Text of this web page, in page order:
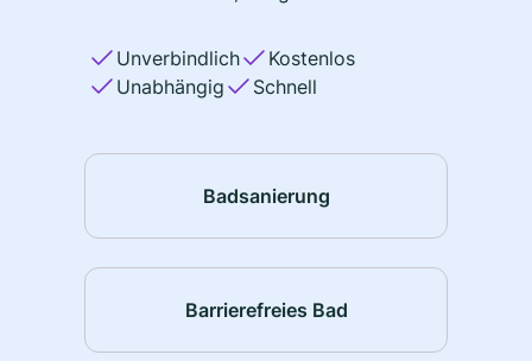
Unverbindlich
Kostenlos
Unabhängig
Schnell
Badsanierung
Barrierefreies Bad